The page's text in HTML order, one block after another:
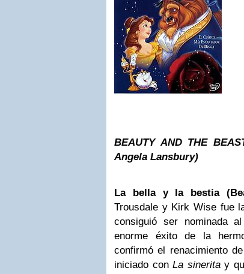
BEAUTY AND THE
Angela Lansbury)
La bella y la bestia (
Trousdale y Kirk Wise fue
consiguió ser nominada
enorme éxito de la
confirmó el renacimiento
iniciado con La sinerita y